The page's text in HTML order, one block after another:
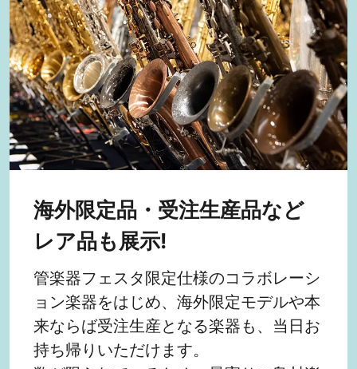
海外限定品・受注生産品など
レア品も展示!
管楽器フェスタ限定仕様のコラボレーシ
ョン楽器をはじめ、海外限定モデルや本
来ならば受注生産となる楽器も、当日お
持ち帰りいただけます。